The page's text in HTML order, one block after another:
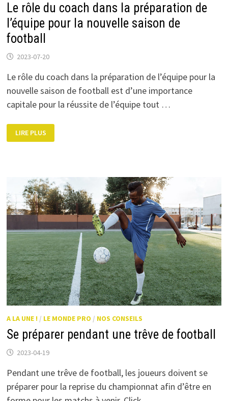
Le rôle du coach dans la préparation de
l’équipe pour la nouvelle saison de
football
2023-07-20
Le rôle du coach dans la préparation de l’équipe pour la
nouvelle saison de football est d’une importance
capitale pour la réussite de l’équipe tout …
RÔLE
DU
L’ÉQUIPE
POUR
LA
NOUVELLE
SAISON
FOOTBALL
LIRE PLUS
A LA UNE ! / LE MONDE PRO / NOS CONSEILS
Se préparer pendant une trêve de football
2023-04-19
Pendant une trêve de football, les joueurs doivent se
préparer pour la reprise du championnat afin d’être en